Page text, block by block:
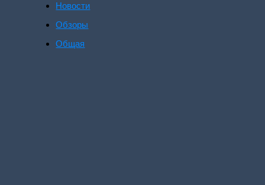
Новости
Обзоры
Общая